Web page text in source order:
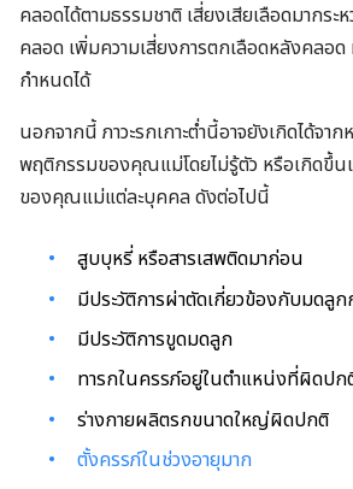
คลอดได้ตามธรรมชาติ เสี่ยงเสียเลือดมากระ
คลอด เพิ่มความเสี่ยงการตกเลือดหลังคลอ
กำหนดได้
นอกจากนี้ ภาวะรกเกาะต่ำนี้อาจยังเกิดได้จา
พฤติกรรมของคุณแม่โดยไม่รู้ตัว หรือเกิดขึ้น
ของคุณแม่แต่ละบุคคล ดังต่อไปนี้
สูบบุหรี่ หรือสารเสพติดมาก่อน
มีประวัติการผ่าตัดเกี่ยวข้องกับมดลู
มีประวัติการขูดมดลูก
ทารกในครรภ์อยู่ในตำแหน่งที่ผิดปก
ร่างกายผลิตรกขนาดใหญ่ผิดปกติ
ตั้งครรภ์ในช่วงอายุมาก